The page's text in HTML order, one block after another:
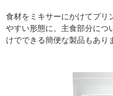
食材をミキサーにかけてプリ
やすい形態に。主食部分につ
けでできる簡便な製品もあり